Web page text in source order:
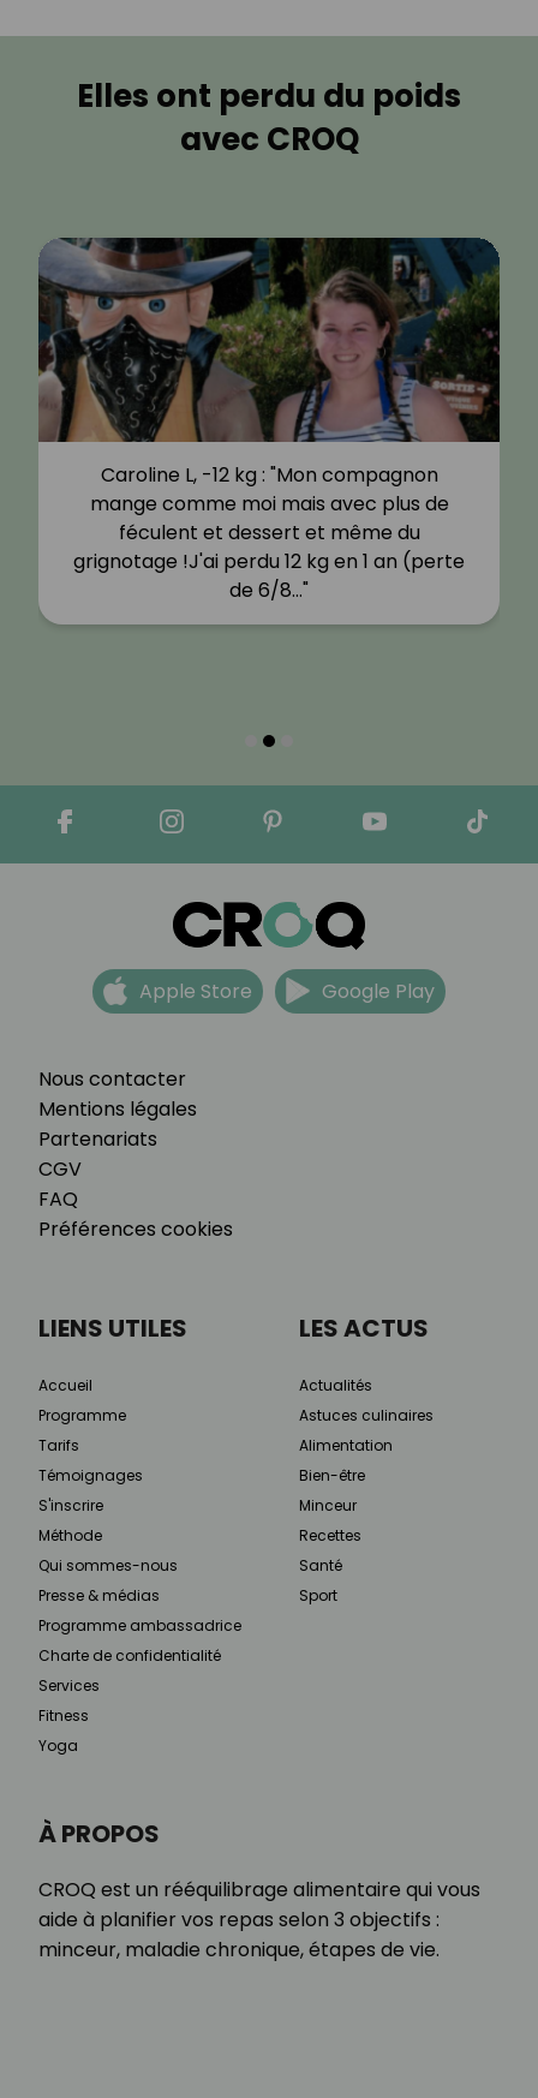
Elles ont perdu du poids
avec CROQ
Caroline L, -12 kg : "Mon compagnon
mange comme moi mais avec plus de
féculent et dessert et même du
grignotage !J'ai perdu 12 kg en 1 an (perte
de 6/8…"
Nous contacter
Mentions légales
Partenariats
CGV
FAQ
Préférences cookies
Apple Store Google Play
À PROPOS
CROQ est un rééquilibrage alimentaire qui vous
aide à planifier vos repas selon 3 objectifs :
minceur, maladie chronique, étapes de vie.
LIENS UTILES
Accueil
Programme
Tarifs
Témoignages
S'inscrire
Méthode
Qui sommes-nous
Presse & médias
Programme ambassadrice
Charte de confidentialité
Services
Fitness
Yoga
LES ACTUS
Actualités
Astuces culinaires
Alimentation
Bien-être
Minceur
Recettes
Santé
Sport